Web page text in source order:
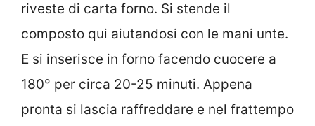
riveste di carta forno. Si stende il
composto qui aiutandosi con le mani unte.
E si inserisce in forno facendo cuocere a
180° per circa 20-25 minuti. Appena
pronta si lascia raffreddare e nel frattempo